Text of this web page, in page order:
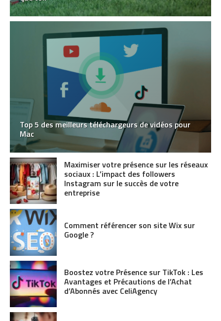
Top 5 des meilleurs téléchargeurs de vidéos pour
Mac
Maximiser votre présence sur les réseaux
sociaux : L’impact des followers
Instagram sur le succès de votre
entreprise
Comment référencer son site Wix sur
Google ?
Boostez votre Présence sur TikTok : Les
Avantages et Précautions de l’Achat
d’Abonnés avec CeliAgency